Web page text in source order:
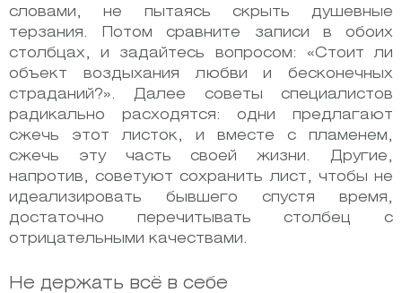
словами, не пытаясь скрыть душевные
терзания. Потом сравните записи в обоих
столбцах, и задайтесь вопросом: «Стоит ли
объект воздыхания любви и бесконечных
страданий?». Далее советы специалистов
радикально расходятся: одни предлагают
сжечь этот листок, и вместе с пламенем,
сжечь эту часть своей жизни. Другие,
напротив, советуют сохранить лист, чтобы не
идеализировать бывшего спустя время,
достаточно перечитывать столбец с
отрицательными качествами.
Не держать всё в себе